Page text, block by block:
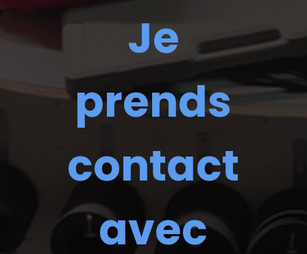
Je
prends
contact
avec